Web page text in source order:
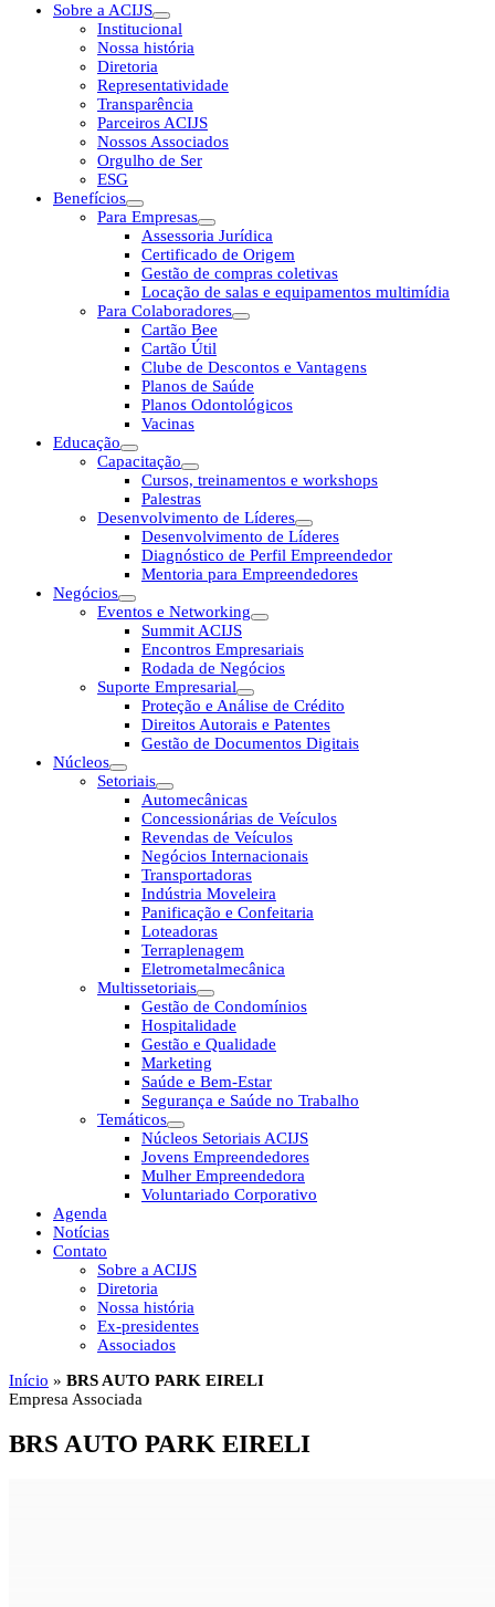
Sobre a ACIJS
Institucional
Nossa história
Diretoria
Representatividade
Transparência
Parceiros ACIJS
Nossos Associados
Orgulho de Ser
ESG
Benefícios
Para Empresas
Assessoria Jurídica
Certificado de Origem
Gestão de compras coletivas
Locação de salas e equipamentos multimídia
Para Colaboradores
Cartão Bee
Cartão Útil
Clube de Descontos e Vantagens
Planos de Saúde
Planos Odontológicos
Vacinas
Educação
Capacitação
Cursos, treinamentos e workshops
Palestras
Desenvolvimento de Líderes
Desenvolvimento de Líderes
Diagnóstico de Perfil Empreendedor
Mentoria para Empreendedores
Negócios
Eventos e Networking
Summit ACIJS
Encontros Empresariais
Rodada de Negócios
Suporte Empresarial
Proteção e Análise de Crédito
Direitos Autorais e Patentes
Gestão de Documentos Digitais
Núcleos
Setoriais
Automecânicas
Concessionárias de Veículos
Revendas de Veículos
Negócios Internacionais
Transportadoras
Indústria Moveleira
Panificação e Confeitaria
Loteadoras
Terraplenagem
Eletrometalmecânica
Multissetoriais
Gestão de Condomínios
Hospitalidade
Gestão e Qualidade
Marketing
Saúde e Bem-Estar
Segurança e Saúde no Trabalho
Temáticos
Núcleos Setoriais ACIJS
Jovens Empreendedores
Mulher Empreendedora
Voluntariado Corporativo
Agenda
Notícias
Contato
Sobre a ACIJS
Diretoria
Nossa história
Ex-presidentes
Associados
Início » BRS AUTO PARK EIRELI
Empresa Associada
BRS AUTO PARK EIRELI